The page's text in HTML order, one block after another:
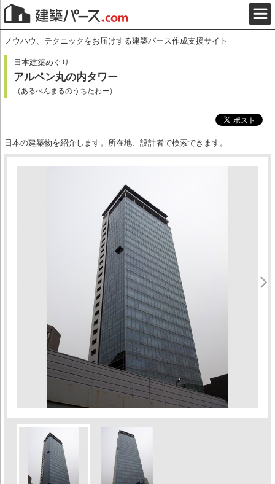
ノウハウ、テクニックをお届けする建築パース作成支援サイト
日本建築めぐり
アルペン丸の内タワー
（あるぺんまるのうちたわー）
日本の建築物を紹介します。所在地、設計者で検索できます。